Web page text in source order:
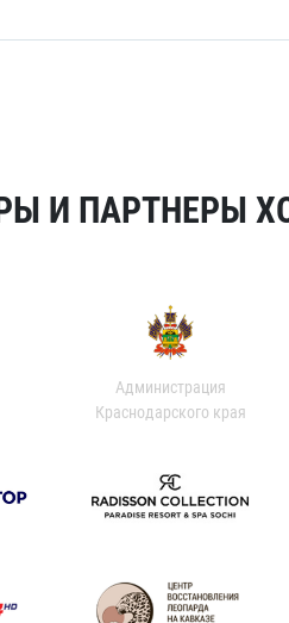
И ПАРТНЕРЫ
Администрация
Краснодарского края